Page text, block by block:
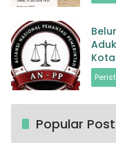
Popular